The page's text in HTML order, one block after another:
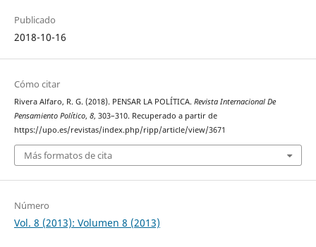
Publicado
2018-10-16
Cómo citar
Rivera Alfaro, R. G. (2018). PENSAR LA POLÍTICA. Revista Internacional De
Pensamiento Político, 8, 303–310. Recuperado a partir de
https://upo.es/revistas/index.php/ripp/article/view/3671
Más formatos de cita
Número
Vol. 8 (2013): Volumen 8 (2013)